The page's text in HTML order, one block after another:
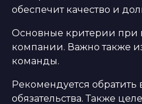
обеспечит качество и
Основные критерии при
компании. Важно также
команды.
Рекомендуется
обязательства. Также